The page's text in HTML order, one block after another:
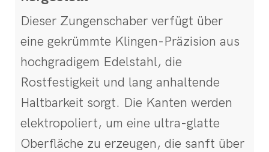
Dieser Zungenschaber verfügt über
eine gekrümmte Klingen-Präzision aus
hochgradigem Edelstahl, die
Rostfestigkeit und lang anhaltende
Haltbarkeit sorgt. Die Kanten werden
elektropoliert, um eine ultra-glatte
Oberfläche zu erzeugen, die sanft über